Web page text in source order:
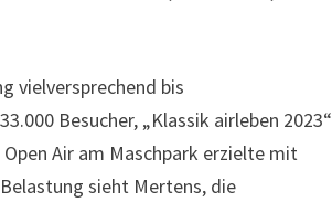
vielversprechend bis
Besucher, „Klassik airleben 2023“
Air am Maschpark erzielte mit
sieht Mertens, die